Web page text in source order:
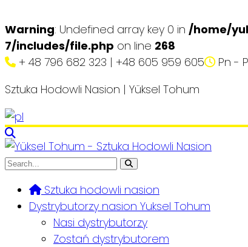
Warning: Undefined array key 0 in /home/
7/includes/file.php on line 268
+ 48 796 682 323 | +48 605 959 605
Pn -
Sztuka Hodowli Nasion | Yüksel Tohum
Sztuka hodowli nasion
Dystrybutorzy nasion Yuksel Tohum
Nasi dystrybutorzy
Zostań dystrybutorem